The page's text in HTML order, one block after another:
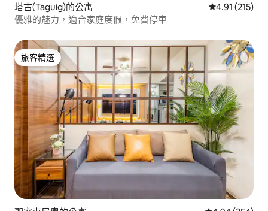
塔古(Taguig)的公寓 從 215 則評價
4.91 (215)
優雅的魅力，適合家庭度假，免費停車
旅客精選
旅客精選